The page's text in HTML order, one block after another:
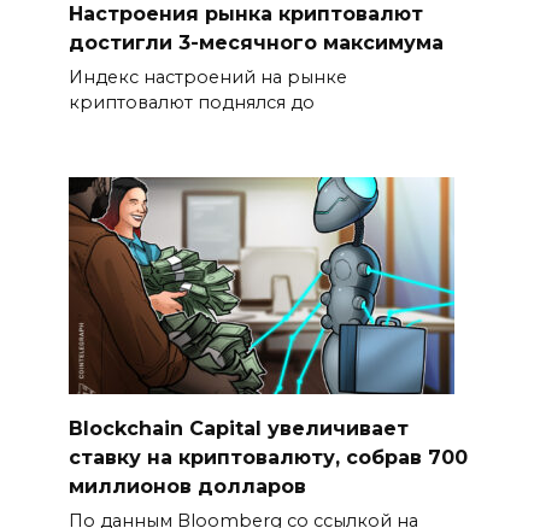
Настроения рынка криптовалют
достигли 3-месячного максимума
Индекс настроений на рынке
криптовалют поднялся до
Blockchain Capital увеличивает
ставку на криптовалюту, собрав 700
миллионов долларов
По данным Bloomberg со ссылкой на